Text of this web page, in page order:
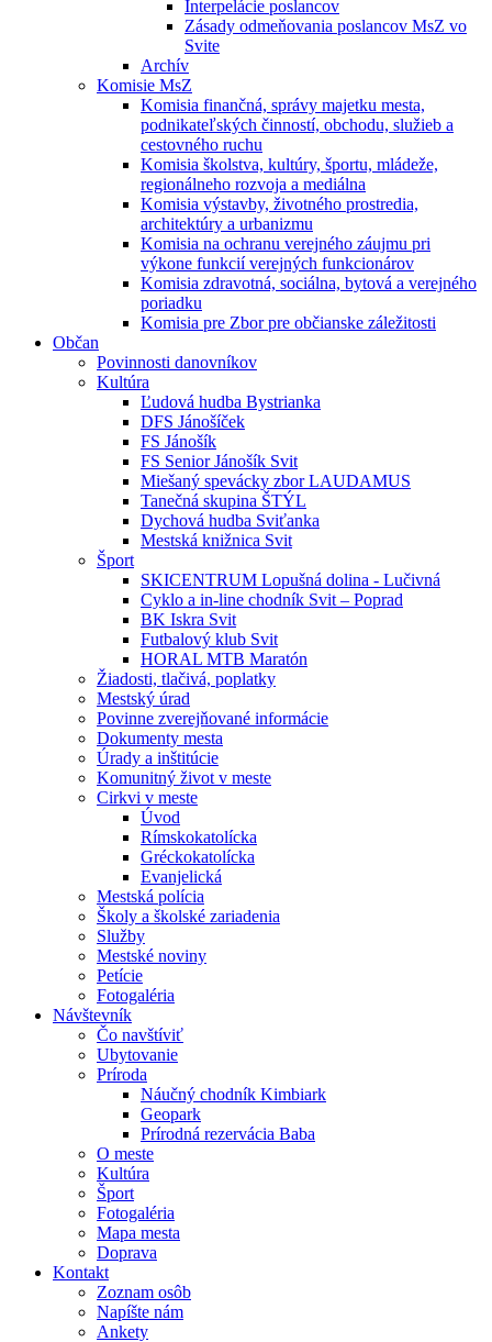
Interpelácie poslancov
Zásady odmeňovania poslancov MsZ vo
Svite
Archív
Komisie MsZ
Komisia finančná, správy majetku mesta,
podnikateľských činností, obchodu, služieb a
cestovného ruchu
Komisia školstva, kultúry, športu, mládeže,
regionálneho rozvoja a mediálna
Komisia výstavby, životného prostredia,
architektúry a urbanizmu
Komisia na ochranu verejného záujmu pri
výkone funkcií verejných funkcionárov
Komisia zdravotná, sociálna, bytová a verejného
poriadku
Komisia pre Zbor pre občianske záležitosti
Občan
Povinnosti danovníkov
Kultúra
Ľudová hudba Bystrianka
DFS Jánošíček
FS Jánošík
FS Senior Jánošík Svit
Miešaný spevácky zbor LAUDAMUS
Tanečná skupina ŠTÝL
Dychová hudba Sviťanka
Mestská knižnica Svit
Šport
SKICENTRUM Lopušná dolina - Lučivná
Cyklo a in-line chodník Svit – Poprad
BK Iskra Svit
Futbalový klub Svit
HORAL MTB Maratón
Žiadosti, tlačivá, poplatky
Mestský úrad
Povinne zverejňované informácie
Dokumenty mesta
Úrady a inštitúcie
Komunitný život v meste
Cirkvi v meste
Úvod
Rímskokatolícka
Gréckokatolícka
Evanjelická
Mestská polícia
Školy a školské zariadenia
Služby
Mestské noviny
Petície
Fotogaléria
Návštevník
Čo navštíviť
Ubytovanie
Príroda
Náučný chodník Kimbiark
Geopark
Prírodná rezervácia Baba
O meste
Kultúra
Šport
Fotogaléria
Mapa mesta
Doprava
Kontakt
Zoznam osôb
Napíšte nám
Ankety